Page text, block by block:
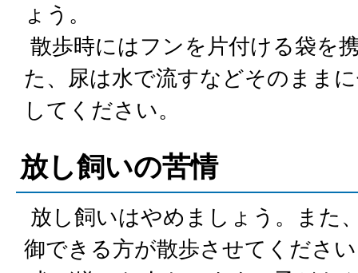
ょう。
散歩時にはフンを片付ける袋を
た、尿は水で流すなどそのまま
してください。
放し飼いの苦情
放し飼いはやめましょう。また
御できる方が散歩させてくださ